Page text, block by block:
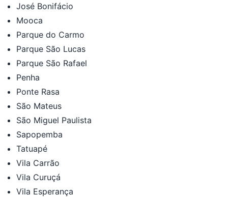
José Bonifácio
Mooca
Parque do Carmo
Parque São Lucas
Parque São Rafael
Penha
Ponte Rasa
São Mateus
São Miguel Paulista
Sapopemba
Tatuapé
Vila Carrão
Vila Curuçá
Vila Esperança